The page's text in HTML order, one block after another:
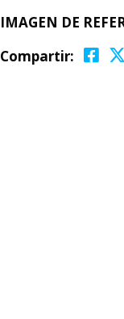
IMAGEN DE
Compartir: